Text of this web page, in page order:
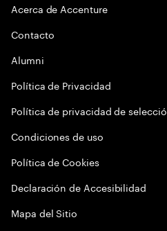
Acerca de Accenture
Contacto
Alumni
Política de Privacidad
Política de privacidad de
Condiciones de uso
Política de Cookies
Declaración de Accesibilidad
Mapa del Sitio